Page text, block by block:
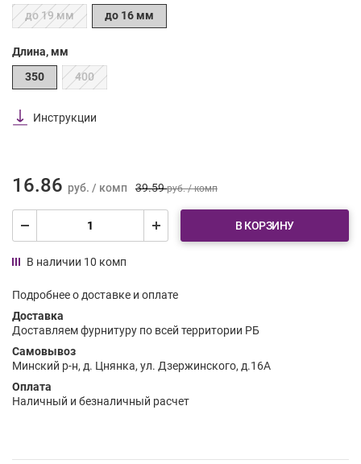
до 19 мм
до 16 мм
Длина, мм
350
400
Инструкции
16.86 руб. / комп 39.59руб. / комп
В КОРЗИНУ
В наличии 10 комп
Подробнее о доставке и оплате
Доставка
Доставляем фурнитуру по всей территории РБ
Самовывоз
Минский р-н, д. Цнянка, ул. Дзержинского, д.16А
Оплата
Наличный и безналичный расчет